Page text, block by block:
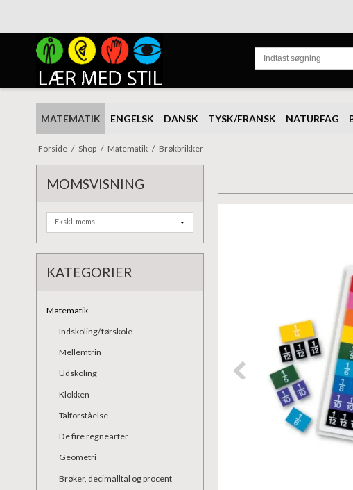
MATEMATIK ENGELSK DANSK TYSK/FRANSK NATURFAG
Forside / Shop / Matematik / Brøkbrikker
MOMSVISNING
KATEGORIER
Matematik
Indskoling/førskole
Mellemtrin
Udskoling
Klokken
Talforståelse
De fire regnearter
Geometri
Brøker, decimalltal og procent